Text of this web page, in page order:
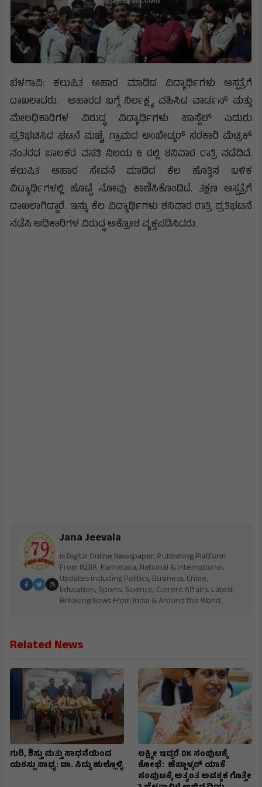
ಬೆಳಗಾವಿ: ಕಲುಷಿತ ಅಹಾರ ಮಾಡಿದ ವಿದ್ಯಾರ್ಥಿಗಳು ಆಸ್ಪತ್ರೆಗೆ
ದಾಖಲಾದರು. ಅಹಾರದ ಬಗ್ಗೆ ನಿರ್ಲಕ್ಷ್ಯ ವಹಿಸಿದ ವಾರ್ಡನ್ ಮತ್ತು
ಮೇಲಧಿಕಾರಿಗಳ ವಿರುದ್ಧ ವಿದ್ಯಾರ್ಥಿಗಳು ಹಾಸ್ಟೆಲ್ ಎದುರು
ಪ್ರತಿಭಟಿಸಿದ ಘಟನೆ ಮಚ್ಚೆ ಗ್ರಾಮದ ಅಂಬೇಡ್ಕರ್ ಸರಕಾರಿ ಮೆಟ್ರಿಕ್
ನಂತರದ ಬಾಲಕರ ವಸತಿ ನಿಲಯ 6 ರಲ್ಲಿ ಶನಿವಾರ ರಾತ್ರಿ ನಡೆದಿದೆ.
ಕಲುಷಿತ ಆಹಾರ ಸೇವನೆ ಮಾಡಿದ ಕೆಲ ಹೊತ್ತಿನ ಬಳಿಕ
ವಿದ್ಯಾರ್ಥಿಗಳಲ್ಲಿ ಹೊಟ್ಟೆ ನೋವು ಕಾಣಿಸಿಕೊಂಡಿದೆ. ತಕ್ಷಣ ಆಸ್ಪತ್ರೆಗೆ
ದಾಖಲಾಗಿದ್ದಾರೆ. ಇನ್ನು ಕೆಲ ವಿದ್ಯಾರ್ಥಿಗಳು ಶನಿವಾರ ರಾತ್ರಿ ಪ್ರತಿಭಟನೆ
ನಡೆಸಿ ಅಧಿಕಾರಿಗಳ ವಿರುದ್ಧ ಆಕ್ರೋಶ ವ್ಯಕ್ತಪಡಿಸಿದರು.
Jana Jeevala
is Digital Online Newspaper, Publishing Platform
From INDIA. Karnataka, National & International,
Updates including Politics, Business, Crime,
Education, Sports, Science, Current Affairs. Latest
Breaking News From India & Around the World.
Related News
ಗುರಿ, ಶಿಸ್ತು ಮತ್ತು ಸಾಧನೆಯಿಂದ
ಯಶಸ್ಸು ಸಾಧ್ಯ: ಡಾ. ಸಿದ್ದು ಹುಲ್ಲೊಳ್ಳಿ
ಲಕ್ಷ್ಮೀ ಇದ್ದರೆ DK ಸಂಪುಟಕ್ಕೆ
ಶೋಭೆ: ಹೆಬ್ಬಾಳ್ಕರ್ ಯಾಕೆ
ಸಂಪುಟಕ್ಕೆ ಅತ್ಯಂತ ಅವಶ್ಯಕ ಗೊತ್ತೇ